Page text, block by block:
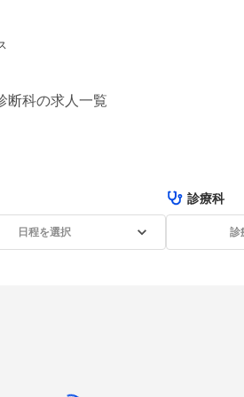
断科の求人一覧
日程を選択
診療科
診